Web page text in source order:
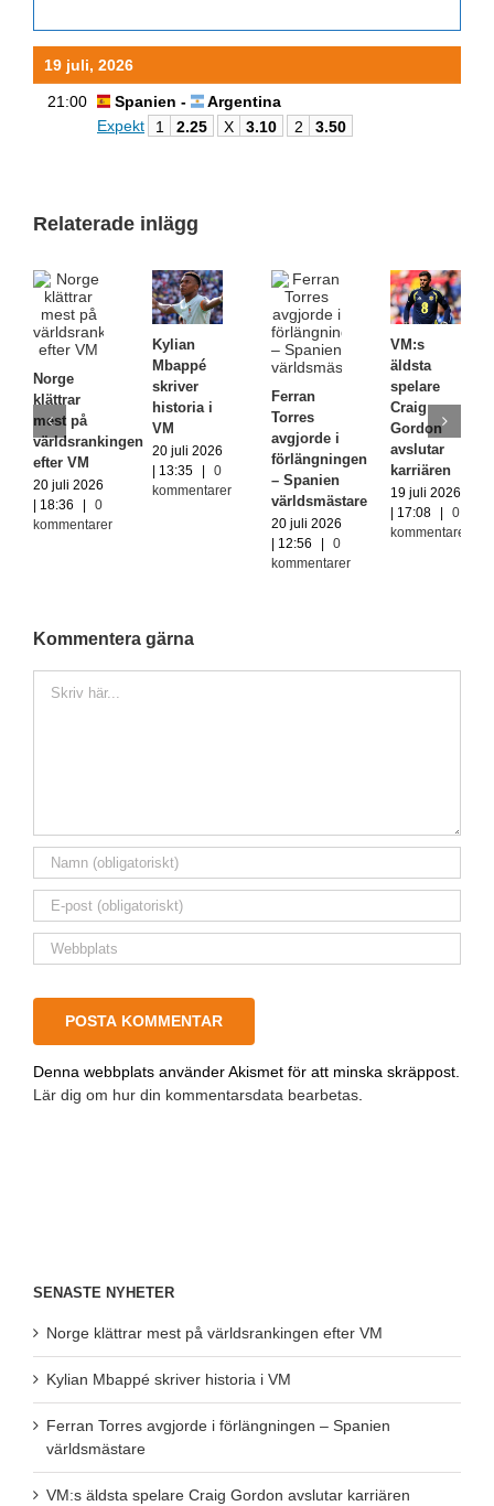
19 juli, 2026
21:00 Spanien -
Argentina
Expekt
1 2.25 X 3.10 2 3.50
Relaterade inlägg
Norge
klättrar
mest på
världsrankingen
efter VM
20 juli 2026
| 18:36
|
0
kommentarer
Kylian
Mbappé
skriver
historia i
VM
20 juli 2026
| 13:35
|
0
kommentarer
Ferran
Torres
avgjorde i
förlängningen
– Spanien
världsmästare
20 juli 2026
| 12:56
|
0
kommentarer
VM:s
äldsta
spelare
Craig
Gordon
avslutar
karriären
19 juli 2026
| 17:08
|
0
kommentarer
Kommentera gärna
Denna webbplats använder Akismet för att minska skräppost.
Lär dig om hur din kommentarsdata bearbetas
SENASTE NYHETER
Norge klättrar mest på världsrankingen efter VM
Kylian Mbappé skriver historia i VM
Ferran Torres avgjorde i förlängningen – Spanien
världsmästare
VM:s äldsta spelare Craig Gordon avslutar karriären